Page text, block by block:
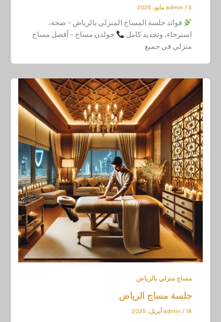
admin / 5 مايو، 2025
فوائد جلسة المساج المنزلي بالرياض – صحة،
استرخاء، وتجديد كامل
جولدن مساج – أفضل مساج
منزلي في جميع
مساج منزلي بالرياض
جلسة مساج الرياض
admin / 18 أبريل، 2025